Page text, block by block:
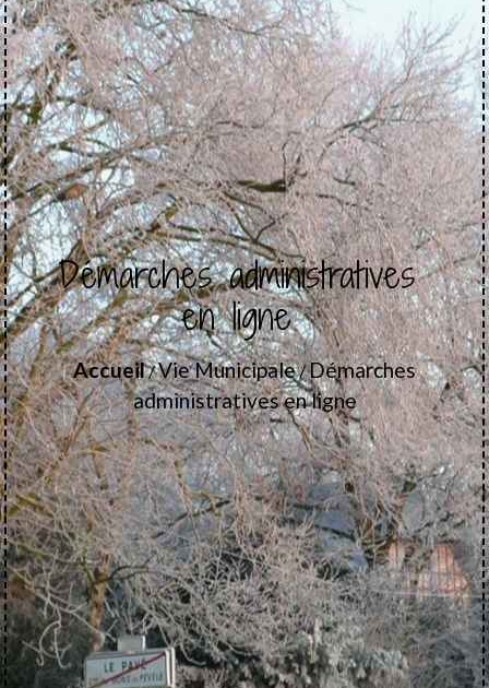
Démarches administratives
en ligne
Accueil/Vie Municipale/Démarches
administratives en ligne